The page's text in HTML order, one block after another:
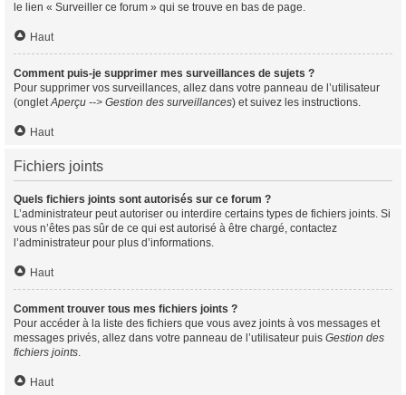
le lien « Surveiller ce forum » qui se trouve en bas de page.
Haut
Comment puis-je supprimer mes surveillances de sujets ?
Pour supprimer vos surveillances, allez dans votre panneau de l’utilisateur
(ongletAperçu --> Gestion des surveillances) et suivez les instructions.
Haut
Fichiers joints
Quels fichiers joints sont autorisés sur ce forum ?
L’administrateur peut autoriser ou interdire certains types de fichiers joints. Si
vous n’êtes pas sûr de ce qui est autorisé à être chargé, contactez
l’administrateur pour plus d’informations.
Haut
Comment trouver tous mes fichiers joints ?
Pour accéder à la liste des fichiers que vous avez joints à vos messages et
messages privés, allez dans votre panneau de l’utilisateur puis Gestion des
fichiers joints.
Haut